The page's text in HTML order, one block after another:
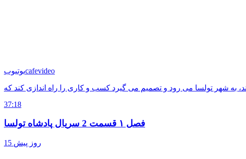
یوتیوبcafevideo
37:18
فصل ۱ قسمت 2 سریال پادشاه تولسا
15 روز پیش